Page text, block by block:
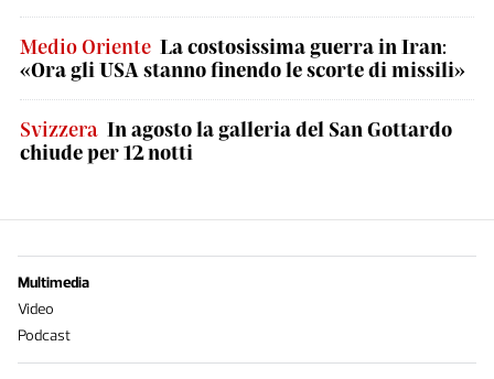
Medio Oriente La costosissima guerra in Iran:
«Ora gli USA stanno finendo le scorte di missili»
Svizzera In agosto la galleria del San Gottardo
chiude per 12 notti
Multimedia
Video
Podcast